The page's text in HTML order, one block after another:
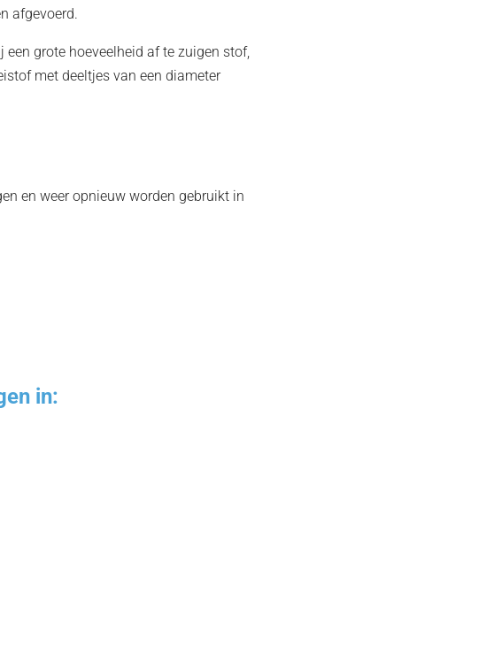
afgevoerd.
grote hoeveelheid af te zuigen stof,
met deeltjes van een diameter
en weer opnieuw worden gebruikt in
in: